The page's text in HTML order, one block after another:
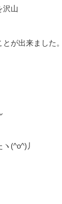
沢山
が出来ました。
(^o^)丿